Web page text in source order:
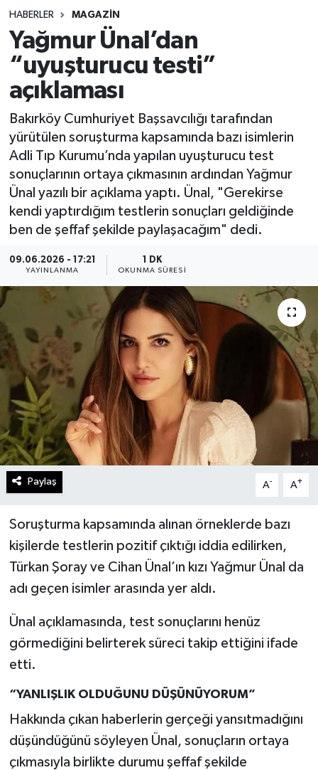
HABERLER MAGAZIN
Yağmur Ünal’dan
“uyuşturucu testi”
açıklaması
Bakırköy Cumhuriyet Başsavcılığı tarafından
yürütülen soruşturma kapsamında bazı isimlerin
Adli Tıp Kurumu’nda yapılan uyuşturucu test
sonuçlarının ortaya çıkmasının ardından Yağmur
Ünal yazılı bir açıklama yaptı. Ünal, "Gerekirse
kendi yaptırdığım testlerin sonuçları geldiğinde
ben de şeffaf şekilde paylaşacağım" dedi.
09.06.2026 - 17:21
YAYINLANMA
1 DK
OKUNMA SÜRESI
Paylaş A- A+
Soruşturma kapsamında alınan örneklerde bazı
kişilerde testlerin pozitif çıktığı iddia edilirken,
Türkan Şoray ve Cihan Ünal’ın kızı Yağmur Ünal da
adı geçen isimler arasında yer aldı.
Ünal açıklamasında, test sonuçlarını henüz
görmediğini belirterek süreci takip ettiğini ifade
etti.
“YANLIŞLIK OLDUĞUNU DÜŞÜNÜYORUM”
Hakkında çıkan haberlerin gerçeği yansıtmadığını
düşündüğünü söyleyen Ünal, sonuçların ortaya
çıkmasıyla birlikte durumu şeffaf şekilde
Spor
Teknoloji
Yaşam